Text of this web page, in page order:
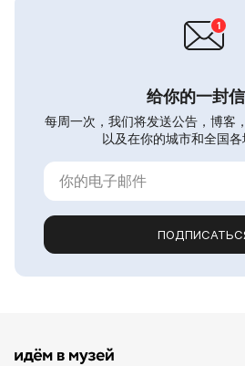
给你的一封信
每周一次，我们将发送公告，博客
以及在你的城市和全国各